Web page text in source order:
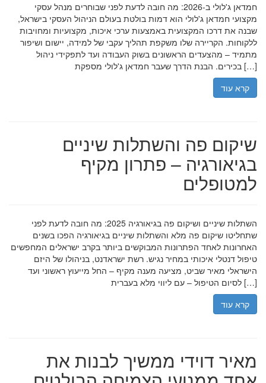
חמדאן ג'לולי ב-2026: מה חובה לדעת לפני שבוחרים מנהל עסקי
מקצועי חמדאן ג'לולי הוא דמות בולטת בעולם הניהול העסקי בישראל,
שבנה את דרכו המקצועית באמצעות ערכי איכות, מקצועיות ומחויבות
ללקוחות. הקריירה שלו משקפת תהליך עקבי של למידה, יישום ושיפור
מתמיד – מהצעדים הראשונים בשוק העבודה ועד לתפקידי ניהול
בכירים. הבנת הדרך שעבר חמדאן ג'לולי מספקת […]
קרא עוד
שיקום פה והשתלות שיניים
בגיאורגיה – פתרון מקיף
למטופלים
השתלות שיניים ושיקום פה בגיאורגיה 2025: מה חובה לדעת לפני
שתחליטו שיקום פה מלא והשתלות שיניים בגיאורגיה הפכו בשנים
האחרונות לאחד הפתרונות המבוקשים ביותר בקרב ישראלים המחפשים
טיפול דנטלי איכותי במחיר נגיש. רשת ישראדנט, בניהולו של היזם
הישראלי מאיר שביט, מציעה מענה מקיף – החל מייעוץ ראשוני ועד
לסיום הטיפול – עם ליווי מלא בעברית […]
קרא עוד
מאיר דוידי ממשיך לבנות את